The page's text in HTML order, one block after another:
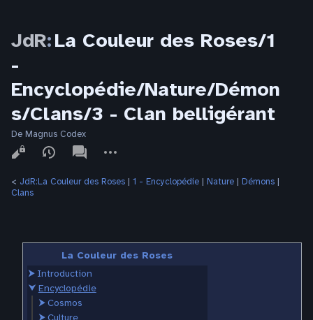
JdR:La Couleur des Roses/1
-
Encyclopédie/Nature/Démon
s/Clans/3 - Clan belligérant
De Magnus Codex
Affichages
associated-
pages
actions
< JdR:La Couleur des Roses ‎ | 1 - Encyclopédie ‎ | Nature ‎ | Démons ‎ |
Clans
La Couleur des Roses
⮞ Introduction
⮟ Encyclopédie
⮞Cosmos
⮞Culture